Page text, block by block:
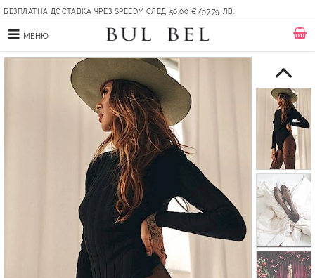
БЕЗПЛАТНА ДОСТАВКА ЧРЕЗ SPEEDY СЛЕД 50.00 €/97.79 ЛВ.
МЕНЮ